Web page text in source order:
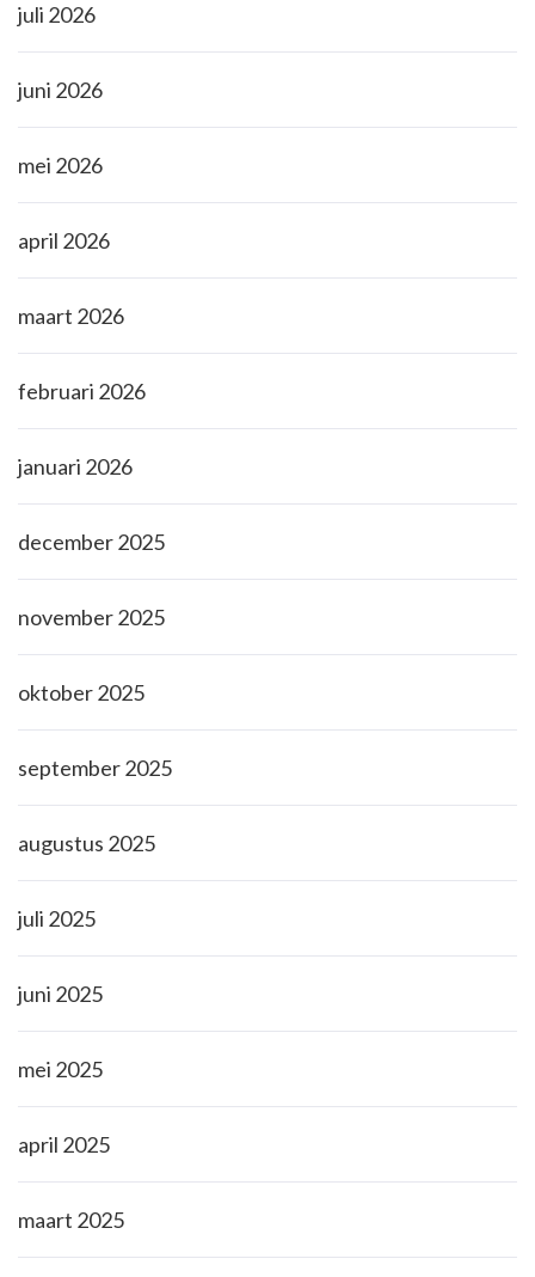
juli 2026
juni 2026
mei 2026
april 2026
maart 2026
februari 2026
januari 2026
december 2025
november 2025
oktober 2025
september 2025
augustus 2025
juli 2025
juni 2025
mei 2025
april 2025
maart 2025